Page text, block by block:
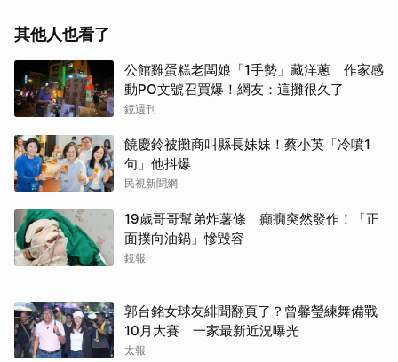
其他人也看了
公館雞蛋糕老闆娘「1手勢」藏洋蔥 作家感
動PO文號召買爆！網友：這攤很久了
鏡週刊
饒慶鈴被攤商叫縣長妹妹！蔡小英「冷噴1
句」他抖爆
民視新聞網
19歲哥哥幫弟炸薯條 癲癇突然發作！「正
面撲向油鍋」慘毀容
鏡報
郭台銘女球友緋聞翻頁了？曾馨瑩練舞備戰
10月大賽 一家最新近況曝光
太報